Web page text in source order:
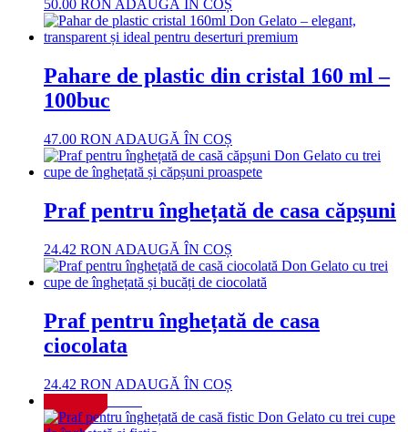
50.00 RON ADAUGĂ ÎN COȘ
Pahare de plastic din cristal 160 ml –
100buc
47.00 RON ADAUGĂ ÎN COȘ
Praf pentru înghețată de casa căpșuni
24.42 RON ADAUGĂ ÎN COȘ
Praf pentru înghețată de casa
ciocolata
24.42 RON ADAUGĂ ÎN COȘ